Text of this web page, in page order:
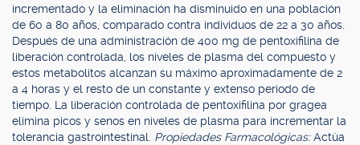
incrementado y la eliminación ha disminuido en una población
de 60 a 80 años, comparado contra individuos de 22 a 30 años.
Después de una administración de 400 mg de pentoxifilina de
liberación controlada, los niveles de plasma del compuesto y
estos metabolitos alcanzan su máximo aproximadamente de 2
a 4 horas y el resto de un constante y extenso período de
tiempo. La liberación controlada de pentoxifilina por gragea
elimina picos y senos en niveles de plasma para incrementar la
tolerancia gastrointestinal. Propiedades Farmacológicas:Actúa